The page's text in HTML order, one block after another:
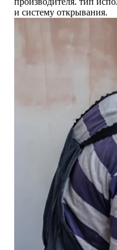
и систему открывания.